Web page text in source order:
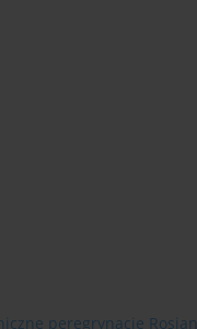
peregrynacje Rosjan